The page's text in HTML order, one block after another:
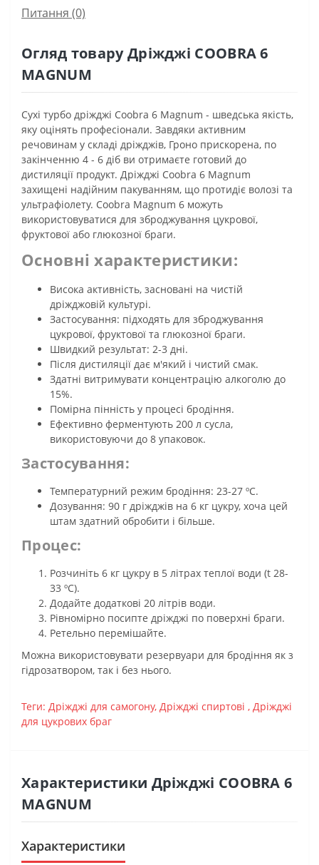
Питання (0)
Огляд товару Дріжджі COOBRA 6
MAGNUM
Сухі турбо дріжджі Coobra 6 Magnum - шведська якість,
яку оцінять професіонали. Завдяки активним
речовинам у складі дріжджів, Гроно прискорена, по
закінченню 4 - 6 діб ви отримаєте готовий до
дистиляції продукт. Дріжджі Coobra 6 Magnum
захищені надійним пакуванням, що протидіє волозі та
ультрафіолету. Coobra Magnum 6 можуть
використовуватися для зброджування цукрової,
фруктової або глюкозної браги.
Основні характеристики:
Висока активність, засновані на чистій
дріжджовій культурі.
Застосування: підходять для зброджування
цукрової, фруктової та глюкозної браги.
Швидкий результат: 2-3 дні.
Після дистиляції дає м'який і чистий смак.
Здатні витримувати концентрацію алкоголю до
15%.
Помірна пінність у процесі бродіння.
Ефективно ферментують 200 л сусла,
використовуючи до 8 упаковок.
Застосування:
Температурний режим бродіння: 23-27 ºC.
Дозування: 90 г дріжджів на 6 кг цукру, хоча цей
штам здатний обробити і більше.
Процес:
Розчиніть 6 кг цукру в 5 літрах теплої води (t 28-
33 ºC).
Додайте додаткові 20 літрів води.
Рівномірно посипте дріжджі по поверхні браги.
Ретельно перемішайте.
Можна використовувати резервуари для бродіння як з
гідрозатвором, так і без нього.
Теги: Дріжджі для самогону, Дріжджі спиртові , Дріжджі
для цукрових браг
Характеристики Дріжджі COOBRA 6
MAGNUM
Характеристики